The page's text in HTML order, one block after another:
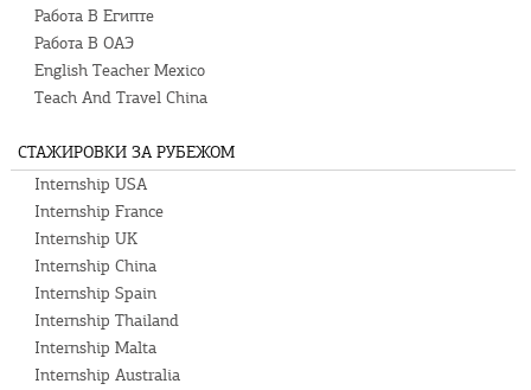
Работа В Египте
Работа В ОАЭ
English Teacher Mexico
Teach And Travel China
СТАЖИРОВКИ ЗА РУБЕЖОМ
Internship USA
Internship France
Internship UK
Internship China
Internship Spain
Internship Thailand
Internship Malta
Internship Australia